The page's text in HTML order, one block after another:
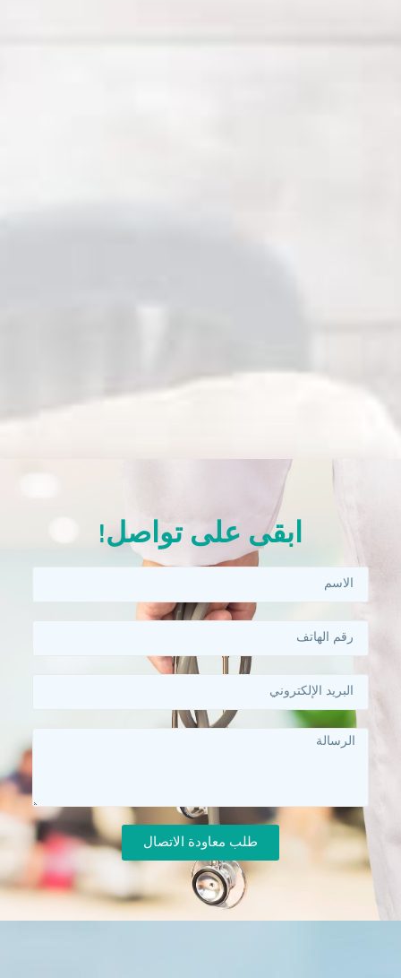
ابقى على تواصل!
طلب معاودة الاتصال